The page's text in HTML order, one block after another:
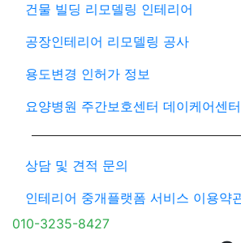
건물 빌딩 리모델링 인테리어
공장인테리어 리모델링 공사
용도변경 인허가 정보
요양병원 주간보호센터 데이케어센
상담 및 견적 문의
인테리어 중개플랫폼 서비스 이용약
010-3235-8427